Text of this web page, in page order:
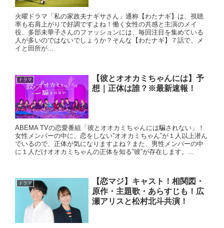
火曜ドラマ「私の家政夫ナギサさん」通称【わたナギ】は、視聴
率も右肩上がりで好調ですよね！働く女性の共感と主演のメイ
役、多部未華子さんのファッションには、毎回注目を集めている
人が多いのではないでしょうか？そんな【わたナギ】７話で、メ
イと田所が...
ドラマ
【彼とオオカミちゃんには】予
想｜正体は誰？※最新速報！
ABEMA TVの恋愛番組「彼とオオカミちゃんには騙されない」！
女性メンバーの中に、恋をしない”オオカミちゃん”が１人以上潜ん
でいるので、正体が気になりますよね？また、男性メンバーの中
に１人だけオオカミちゃんの正体を知る”彼”が存在します。...
ドラマ
【恋マジ】キャスト！相関図・
原作・主題歌・あらすじも！広
瀬アリスと松村北斗共演！